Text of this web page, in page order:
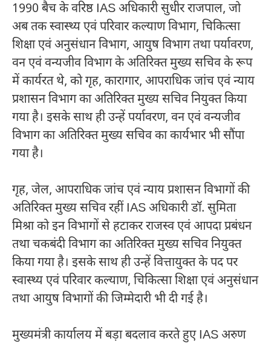
1990 बैच के वरिष्ठ IAS अधिकारी सुधीर राजपाल, जो
अब तक स्वास्थ्य एवं परिवार कल्याण विभाग, चिकित्सा
शिक्षा एवं अनुसंधान विभाग, आयुष विभाग तथा पर्यावरण,
वन एवं वन्यजीव विभाग के अतिरिक्त मुख्य सचिव के रूप
में कार्यरत थे, को गृह, कारागार, आपराधिक जांच एवं न्याय
प्रशासन विभाग का अतिरिक्त मुख्य सचिव नियुक्त किया
गया है। इसके साथ ही उन्हें पर्यावरण, वन एवं वन्यजीव
विभाग का अतिरिक्त मुख्य सचिव का कार्यभार भी सौंपा
गया है।
गृह, जेल, आपराधिक जांच एवं न्याय प्रशासन विभागों की
अतिरिक्त मुख्य सचिव रहीं IAS अधिकारी डॉ. सुमिता
मिश्रा को इन विभागों से हटाकर राजस्व एवं आपदा प्रबंधन
तथा चकबंदी विभाग का अतिरिक्त मुख्य सचिव नियुक्त
किया गया है। इसके साथ ही उन्हें वित्तायुक्त के पद पर
स्वास्थ्य एवं परिवार कल्याण, चिकित्सा शिक्षा एवं अनुसंधान
तथा आयुष विभागों की जिम्मेदारी भी दी गई है।
मुख्यमंत्री कार्यालय में बड़ा बदलाव करते हुए IAS अरुण